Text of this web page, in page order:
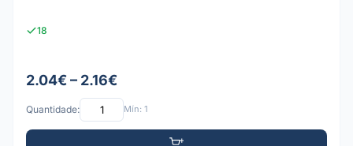
18
2.04€ – 2.16€
Quantidade: Mín: 1